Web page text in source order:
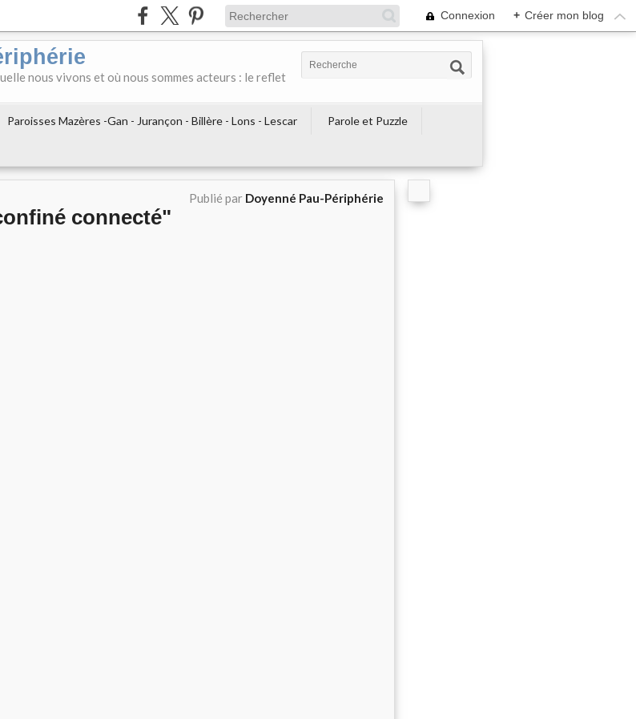
Connexion + Créer mon blog
nous vivons et où nous sommes acteurs : le reflet
Paroisses Mazères -Gan - Jurançon - Billère - Lons - Lescar
Parole et Puzzle
Publié par Doyenné Pau-Périphérie
connecté"